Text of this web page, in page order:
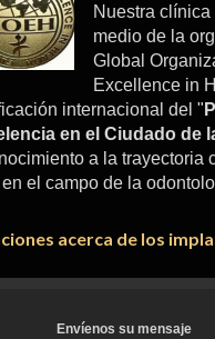
Nuestra
medio de la
Global
Excellence in
internacional del "
en el Ciudado de
a la trayectoria
en el campo de la
acerca de los
Envíenos su mensaje